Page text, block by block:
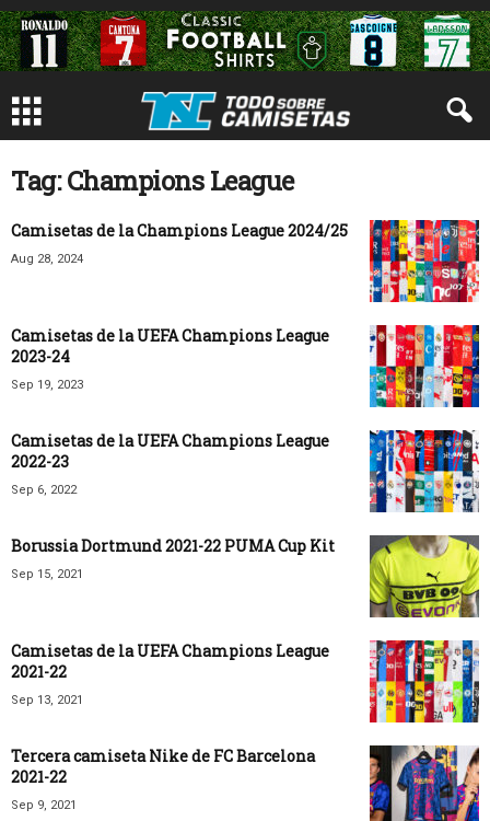
Tag: Champions League
Camisetas de la Champions League 2024/25
Aug 28, 2024
Camisetas de la UEFA Champions League
2023-24
Sep 19, 2023
Camisetas de la UEFA Champions League
2022-23
Sep 6, 2022
Borussia Dortmund 2021-22 PUMA Cup Kit
Sep 15, 2021
Camisetas de la UEFA Champions League
2021-22
Sep 13, 2021
Tercera camiseta Nike de FC Barcelona
2021-22
Sep 9, 2021